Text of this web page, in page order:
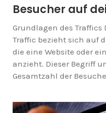
Besucher auf
Grundlagen des
Traffic bezieht sich auf
die eine Website oder
anzieht. Dieser Begriff
Gesamtzahl der